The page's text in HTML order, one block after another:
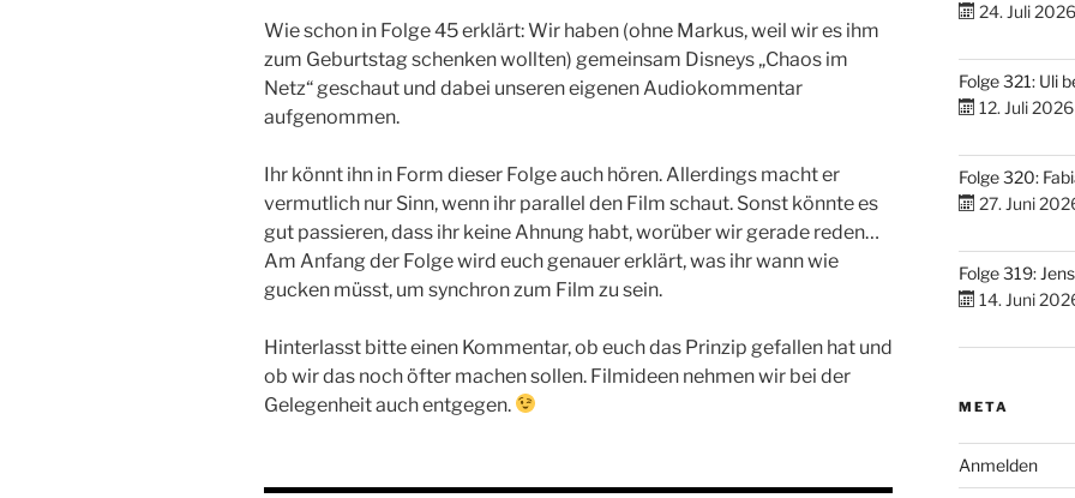
Wie schon in Folge 45 erklärt: Wir haben (ohne Markus, weil wir es ihm
zum Geburtstag schenken wollten) gemeinsam Disneys „Chaos im
Netz“ geschaut und dabei unseren eigenen Audiokommentar
aufgenommen.
Ihr könnt ihn in Form dieser Folge auch hören. Allerdings macht er
vermutlich nur Sinn, wenn ihr parallel den Film schaut. Sonst könnte es
gut passieren, dass ihr keine Ahnung habt, worüber wir gerade reden…
Am Anfang der Folge wird euch genauer erklärt, was ihr wann wie
gucken müsst, um synchron zum Film zu sein.
Hinterlasst bitte einen Kommentar, ob euch das Prinzip gefallen hat und
ob wir das noch öfter machen sollen. Filmideen nehmen wir bei der
Gelegenheit auch entgegen.
24. Juli 2026
Folge 321: Uli
12. Juli 2026
Folge 320:
27. Juni
Folge 319:
14. Juni
META
Anmelden